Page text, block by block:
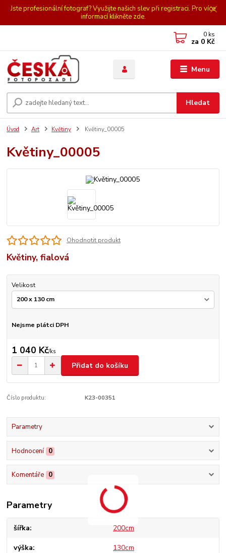
Jste profesionální fotograf? Využijte našich slev při registraci. Pro více
informací klikněte zde.
Menu
Hledat
0 ks
za 0 Kč
Úvod Art Květiny Květiny_00005
Květiny_00005
Ohodnotit produkt
Květiny, fialová
Velikost
Nejsme plátci DPH
1 040 Kč/ks
Přidat do košíku
Číslo produktu: K23-00351
Parametry
Hodnocení 0
Komentáře 0
Parametry
šířka 200cm
výška 130cm